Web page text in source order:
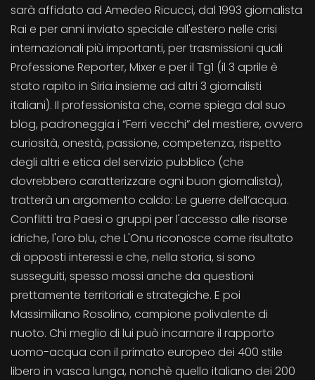
sarà affidato ad Amedeo Ricucci, dal 1993 giornalista
Rai e per anni inviato speciale all'estero nelle crisi
internazionali più importanti, per trasmissioni quali
Professione Reporter, Mixer e per il Tg1 (il 3 aprile è
stato rapito in Siria insieme ad altri 3 giornalisti
italiani). Il professionista che, come spiega dal suo
blog, padroneggia i “Ferri vecchi” del mestiere, ovvero
curiosità, onestà, passione, competenza, rispetto
degli altri e etica del servizio pubblico (che
dovrebbero caratterizzare ogni buon giornalista),
tratterà un argomento caldo: Le guerre dell’acqua.
Conflitti tra Paesi o gruppi per l'accesso alle risorse
idriche, l'oro blu, che L'Onu riconosce come risultato
di opposti interessi e che, nella storia, si sono
susseguiti, spesso mossi anche da questioni
prettamente territoriali e strategiche. E poi
Massimiliano Rosolino, campione polivalente di
nuoto. Chi meglio di lui può incarnare il rapporto
uomo-acqua con il primato europeo dei 400 stile
libero in vasca lunga, nonchè quello italiano dei 200